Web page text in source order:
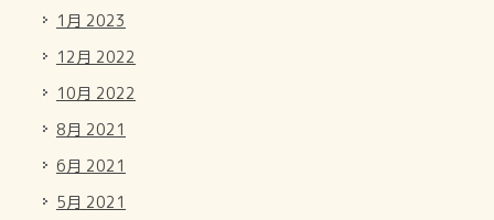
1月 2023
12月 2022
10月 2022
8月 2021
6月 2021
5月 2021